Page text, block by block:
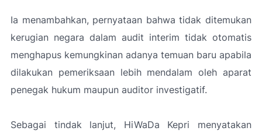
Ia menambahkan, pernyataan bahwa tidak ditemukan
kerugian negara dalam audit interim tidak otomatis
menghapus kemungkinan adanya temuan baru apabila
dilakukan pemeriksaan lebih mendalam oleh aparat
penegak hukum maupun auditor investigatif.
Sebagai tindak lanjut, HiWaDa Kepri menyatakan